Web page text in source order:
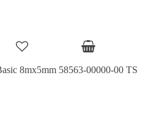
8mx5mm 58563-00000-00 TS